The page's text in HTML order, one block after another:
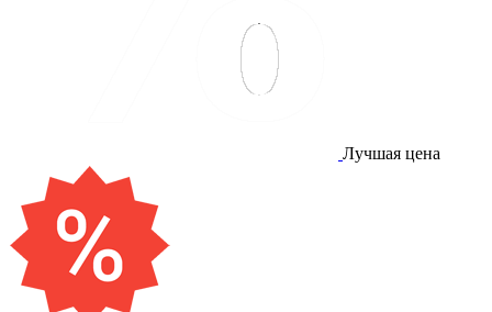
Лучшая цена